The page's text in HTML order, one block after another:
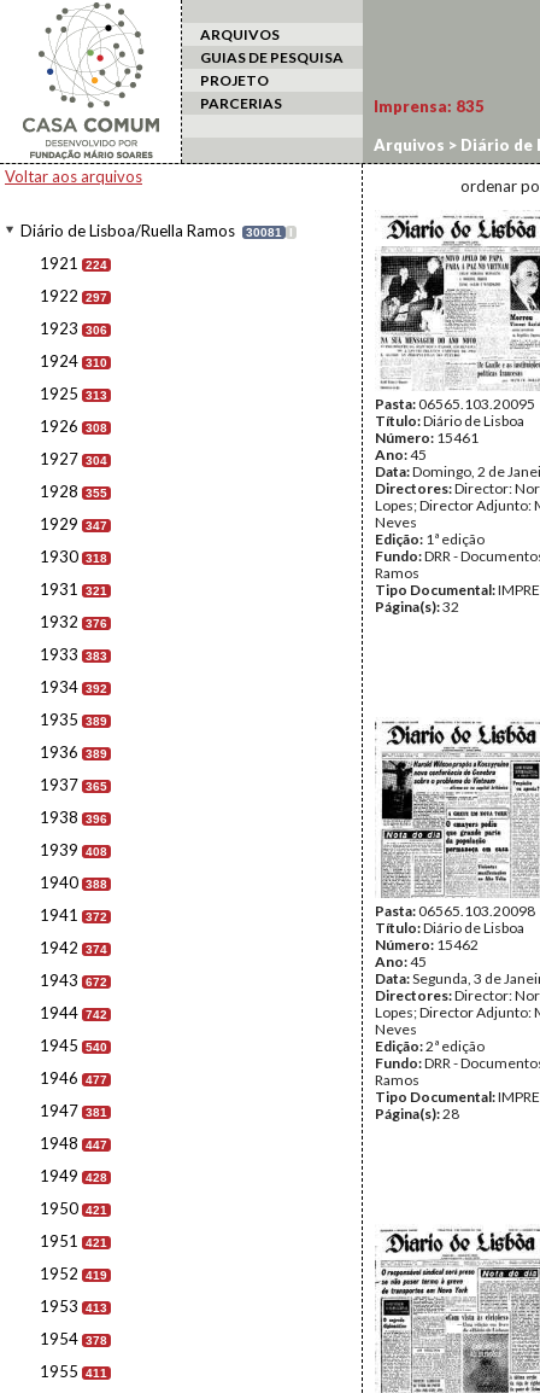
ARQUIVOS
GUIAS DE PESQUISA
PROJETO
PARCERIAS
Voltar aos arquivos
Diário de Lisboa/Ruella Ramos 30081 I
1921 224
1922 297
1923 306
1924 310
1925 313
1926 308
1927 304
1928 355
1929 347
1930 318
1931 321
1932 376
1933 383
1934 392
1935 389
1936 389
1937 365
1938 396
1939 408
1940 388
1941 372
1942 374
1943 672
1944 742
1945 540
1946 477
1947 381
1948 447
1949 428
1950 421
1951 421
1952 419
1953 413
1954 378
1955 411
Imprensa: 835
Arquivos > Diário de
ordenar
Pasta:06565.103.20095
Título:Diário de Lisboa
Número: 15461
Ano:45
Data:Domingo, 2 de
Directores:Director:
Lopes; Director Adjunto:
Neves
Edição: 1ª edição
Fundo:DRR -
Ramos
Tipo Documental:
Página(s):32
Pasta:06565.103.20098
Título:Diário de Lisboa
Número: 15462
Ano:45
Data:Segunda, 3 de
Directores:Director:
Lopes; Director Adjunto:
Neves
Edição:2ª edição
Fundo:DRR -
Ramos
Tipo Documental:
Página(s):28